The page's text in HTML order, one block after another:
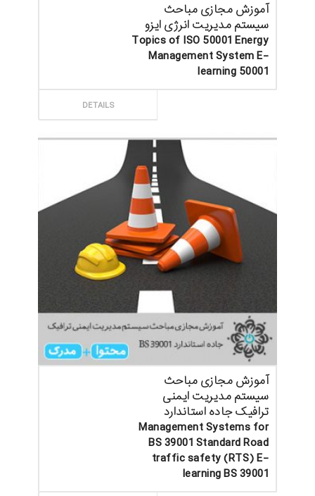
آموزش مجازی مباحث
سیستم مدیریت انرژی ایزو
Topics of ISO 50001 Energy
Management System E-
learning 50001
DETAILS
آموزش مجازی مباحث
سیستم مدیریت ایمنی
ترافیک جاده استاندارد
Management Systems for
BS 39001 Standard Road
traffic safety (RTS) E-
learning BS 39001